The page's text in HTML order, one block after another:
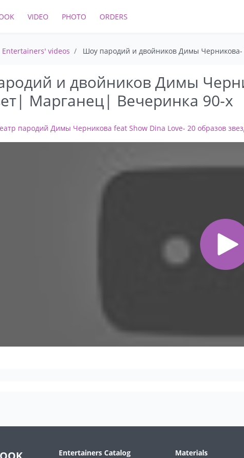
VIDEO PHOTO ORDERS
Entertainers' videos Шоу пародий и двойников Димы
и двойников Димы
Марганец| Вечеринка 90-х
пародий Димы Черникова feat Show Dina Love- 20 образов
Entertainers Catalog Materials